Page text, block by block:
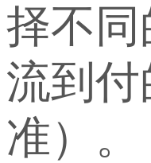
择不
流到
准）。